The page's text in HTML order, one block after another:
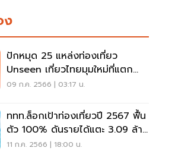
ง
ปักหมุด 25 แหล่งท่องเที่ยว
Unseen เที่ยวไทยมุมใหม่ที่แตก
ต่าง
09 ก.ค. 2566 | 03:17 น.
ททท.ล็อกเป้าท่องเที่ยวปี 2567 ฟื้น
ตัว 100% ดันรายได้แตะ 3.09 ล้าน
ล้าน
11 ก.ค. 2566 | 18:00 น.